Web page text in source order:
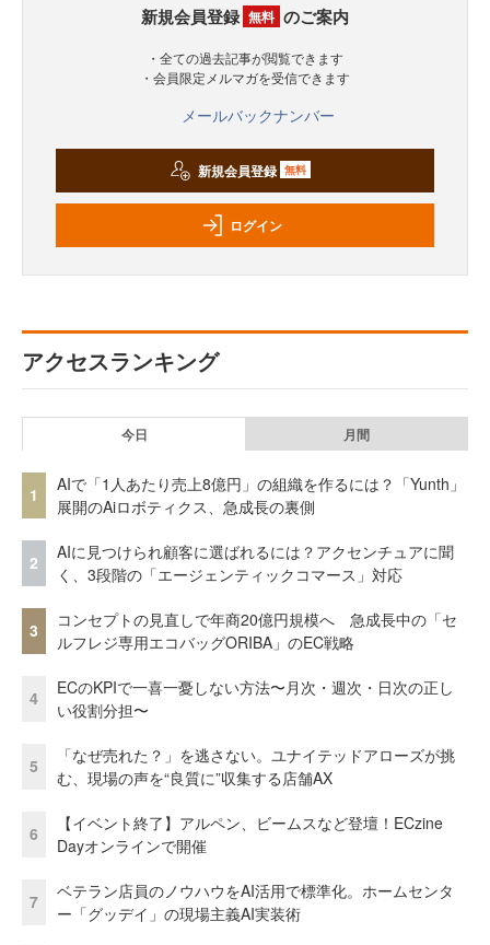
新規会員登録 無料 のご案内
・全ての過去記事が閲覧できます
・会員限定メルマガを受信できます
メールバックナンバー
新規会員登録 無料
ログイン
アクセスランキング
今日 月間
1
AIで「1人あたり売上8億円」の組織を作るには？「Yunth」
展開のAiロボティクス、急成長の裏側
2
AIに見つけられ顧客に選ばれるには？アクセンチュアに聞
く、3段階の「エージェンティックコマース」対応
3
コンセプトの見直しで年商20億円規模へ 急成長中の「セ
ルフレジ専用エコバッグORIBA」のEC戦略
4
ECのKPIで一喜一憂しない方法〜月次・週次・日次の正し
い役割分担〜
5
「なぜ売れた？」を逃さない。ユナイテッドアローズが挑
む、現場の声を“良質に”収集する店舗AX
6
【イベント終了】アルペン、ビームスなど登壇！ECzine
Dayオンラインで開催
7
ベテラン店員のノウハウをAI活用で標準化。ホームセンタ
ー「グッデイ」の現場主義AI実装術